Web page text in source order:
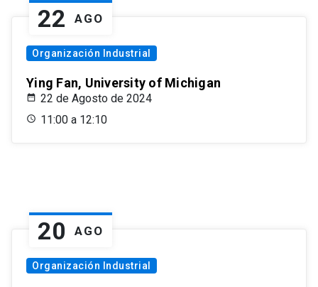
22 AGO
Organización Industrial
Ying Fan, University of Michigan
22 de Agosto de 2024
11:00 a 12:10
20 AGO
Organización Industrial